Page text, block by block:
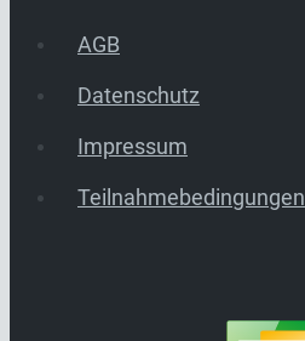
AGB
Datenschutz
Impressum
Teilnahmebedingungen